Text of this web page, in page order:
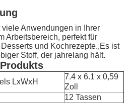
Anwendungen in Ihrer
Arbeitsbereich, perfekt für
und Kochrezepte.,Es ist
Stoff, der jahrelang hält.
LxWxH
7.4 x 6.1 x 0,59
Zoll
12 Tassen